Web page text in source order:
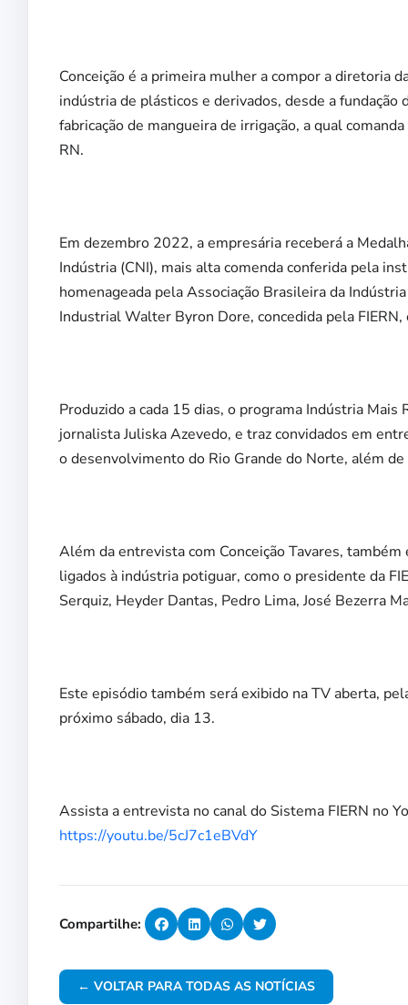
Conceição é a primeira mulher a compor a diretoria
indústria de plásticos e derivados, desde a
fabricação de mangueira de irrigação, a qual
RN.
Em dezembro 2022, a empresária receberá a
Indústria (CNI), mais alta comenda conferida pela
homenageada pela Associação Brasileira da
Industrial Walter Byron Dore, concedida pela
Produzido a cada 15 dias, o programa Indústria
jornalista Juliska Azevedo, e traz convidados em
o desenvolvimento do Rio Grande do Norte, além
Além da entrevista com Conceição Tavares,
ligados à indústria potiguar, como o presidente da
Serquiz, Heyder Dantas, Pedro Lima, José Bezerra
Este episódio também será exibido na TV aberta,
próximo sábado, dia 13.
Assista a entrevista no canal do Sistema FIERN no
https://youtu.be/5cJ7c1eBVdY
Compartilhe:
← VOLTAR PARA TODAS AS NOTÍCIAS